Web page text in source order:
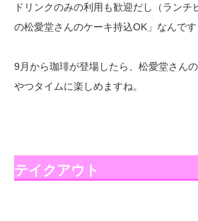
ドリンクのみの利用も歓迎だし（ランチ
の松愛堂さんのケーキ持込OK」なんです
9月から珈琲が登場したら、松愛堂さん
やつタイムに楽しめますね。
テイクアウト